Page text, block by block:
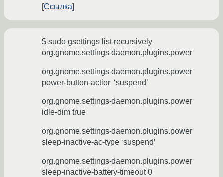
Ссылка
$ sudo gsettings list-recursively
org.gnome.settings-daemon.plugins.power
org.gnome.settings-daemon.plugins.power
power-button-action ‘suspend’
org.gnome.settings-daemon.plugins.power
idle-dim true
org.gnome.settings-daemon.plugins.power
sleep-inactive-ac-type ‘suspend’
org.gnome.settings-daemon.plugins.power
sleep-inactive-battery-timeout 0